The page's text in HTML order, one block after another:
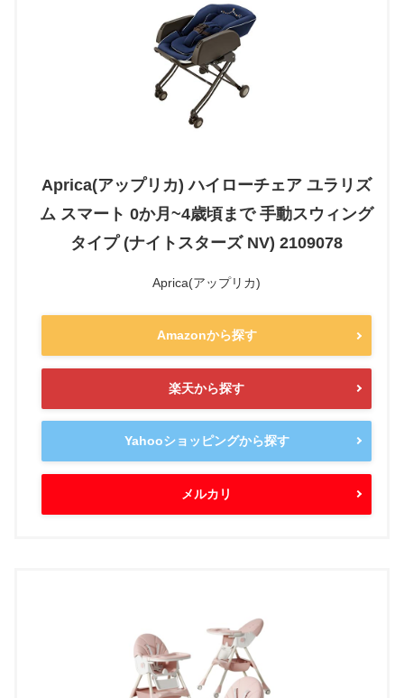
Aprica(アップリカ) ハイローチェア ユラリズ
ム スマート 0か月~4歳頃まで 手動スウィング
タイプ (ナイトスターズ NV) 2109078
Aprica(アップリカ)
Amazonから探す
楽天から探す
Yahooショッピングから探す
メルカリ